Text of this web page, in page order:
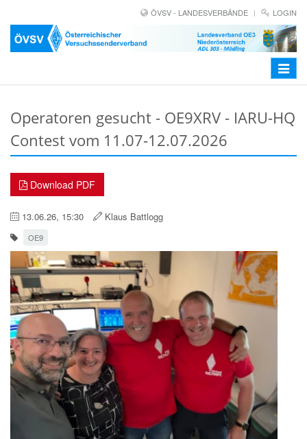
ÖVSV - LANDESVERBÄNDE LOGIN
Toggle
Operatoren gesucht - OE9XRV - IARU-HQ
Contest vom 11.07-12.07.2026
Download PDF
13.06.26, 15:30 Klaus Battlogg
OE9